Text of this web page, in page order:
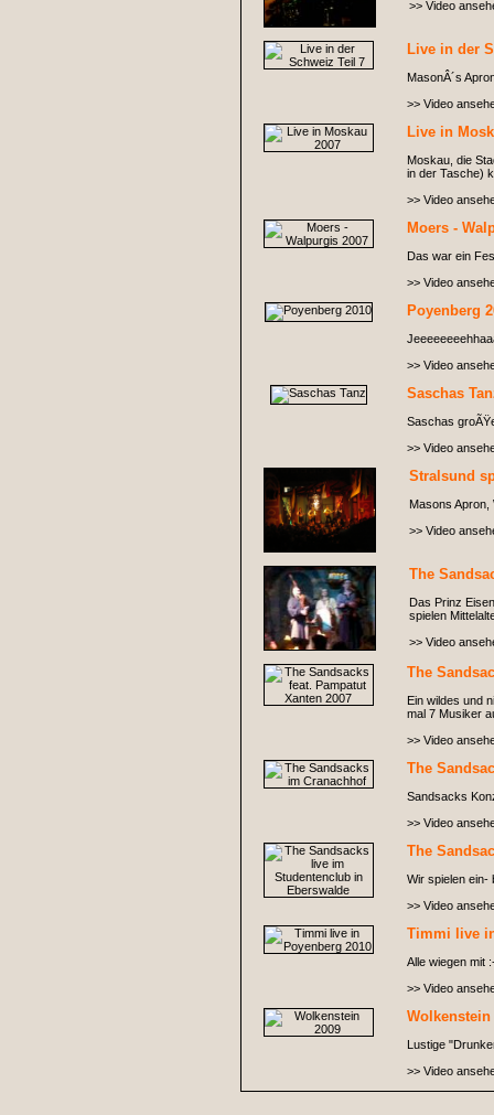
>> Video
Live in der
MasonÂ´s
>> Video
Live in
Moskau, die
in der Tasche)
>> Video
Moers -
Das war ein
>> Video
Poyenberg
>> Video
Saschas
Saschas
>> Video
Stralsund
Masons
>> Video
The
Das Prinz
spielen
>> Video
The
Ein wildes und
mal 7 Musiker
>> Video
The
Sandsacks
>> Video
The
Wir spielen ein-
>> Video
Timmi live
Alle wiegen mit
>> Video
Wolkenstein
Lustige
>> Video